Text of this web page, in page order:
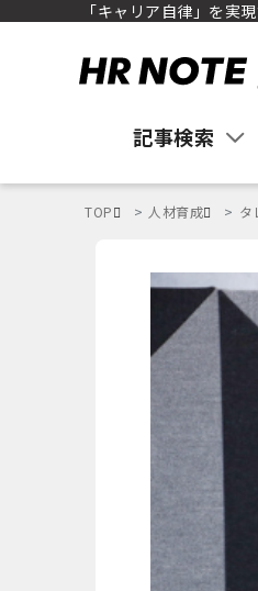
「キャリア自律」を実
記事検索
TOP 人材育成 タ